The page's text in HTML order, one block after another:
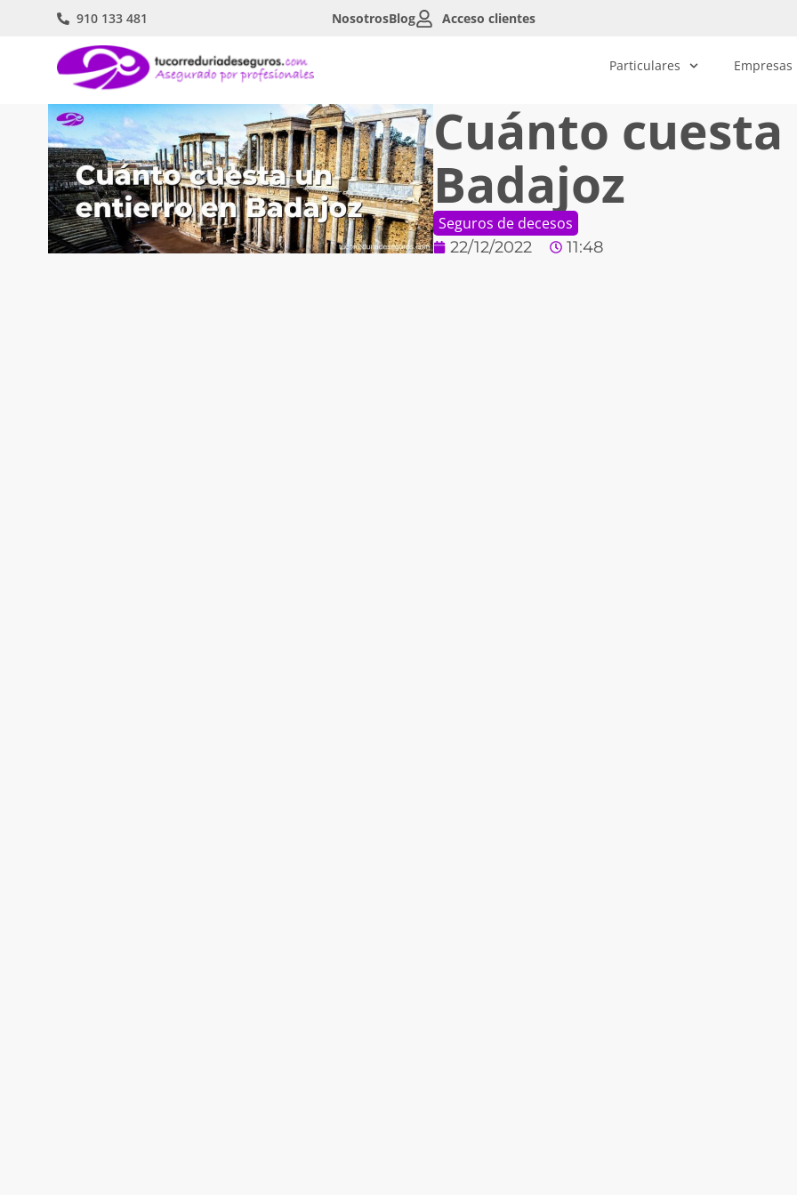
910 133 481 NosotrosBlog Acceso clientes
Particulares Empresas
Cuánto
Badajoz
Seguros de decesos
22/12/2022
11:48